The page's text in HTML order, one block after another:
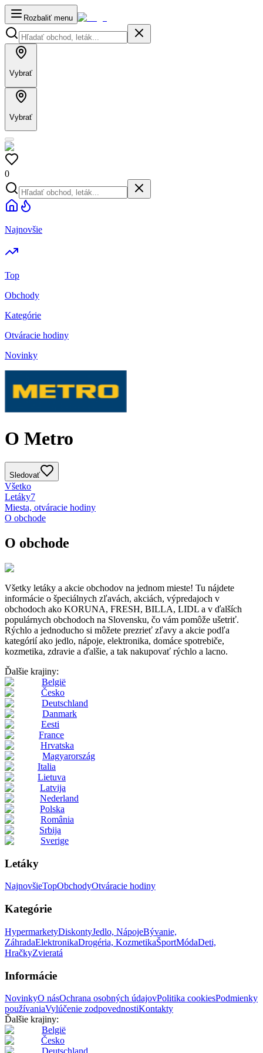
Rozbaliť menu
Vybrať
Vybrať
0
Najnovšie
Top
Obchody
Kategórie
Otváracie hodiny
Novinky
O Metro
Sledovať
Všetko
Letáky7
Miesta, otváracie hodiny
O obchode
O obchode
Všetky letáky a akcie obchodov na jednom mieste! Tu nájdete
informácie o špeciálnych zľavách, akciách, výpredajoch v
obchodoch ako KORUNA, FRESH, BILLA, LIDL a v ďalších
populárnych obchodoch na Slovensku, čo vám pomôže ušetriť.
Rýchlo a jednoducho si môžete prezrieť zľavy a akcie podľa
kategórií ako jedlo, nápoje, elektronika, domáce spotrebiče,
kozmetika, zdravie a ďalšie, a tak nakupovať rýchlo a lacno.
Ďalšie krajiny:
België
Česko
Deutschland
Danmark
Eesti
France
Hrvatska
Magyarország
Italia
Lietuva
Latvija
Nederland
Polska
România
Srbija
Sverige
Letáky
NajnovšieTopObchodyOtváracie hodiny
Kategórie
HypermarketyDiskontyJedlo, NápojeBývanie,
ZáhradaElektronikaDrogéria, KozmetikaŠportMódaDeti,
HračkyZvieratá
Informácie
NovinkyO násOchrana osobných údajovPolitika cookiesPodmienky
používaniaVylúčenie zodpovednostiKontakty
Ďalšie krajiny:
België
Česko